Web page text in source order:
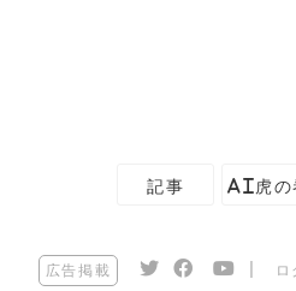
記事 AI虎の
広告掲載 ロ